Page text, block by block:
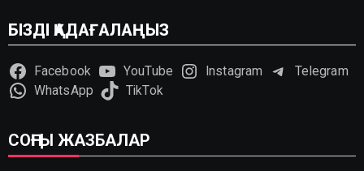
БІЗДІ ҚАДАҒАЛАҢЫЗ
Facebook YouTube Instagram
Telegram
WhatsApp
TikTok
СОҢҒЫ ЖАЗБАЛАР